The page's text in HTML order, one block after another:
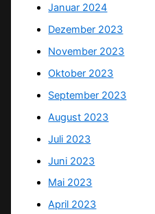
Januar 2024
Dezember 2023
November 2023
Oktober 2023
September 2023
August 2023
Juli 2023
Juni 2023
Mai 2023
April 2023